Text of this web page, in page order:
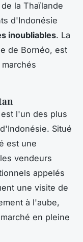
la Thaïlande
d'Indonésie
inoubliables. La
de Bornéo, est
l'un des plus
Situé
est une
vendeurs
appelés
une visite de
à l'aube,
en pleine